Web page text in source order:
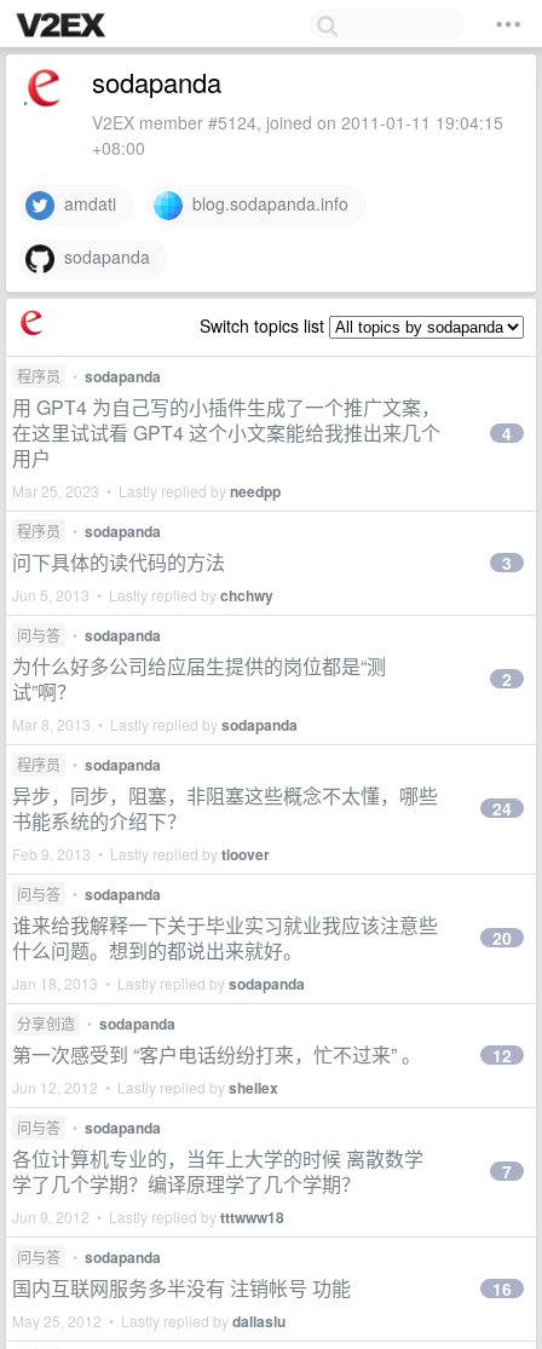
sodapanda
V2EX member #5124, joined on 2011-01-11 19:04:15
+08:00
amdati blog.sodapanda.info
sodapanda
Switch topics list
程序员 • sodapanda
用 GPT4 为自己写的小插件生成了一个推广文案，
在这里试试看 GPT4 这个小文案能给我推出来几个
用户
Mar 25, 2023 • Lastly replied byneedpp
4
程序员 • sodapanda
问下具体的读代码的方法
Jun 5, 2013 • Lastly replied bychchwy
3
问与答 • sodapanda
为什么好多公司给应届生提供的岗位都是“测
试”啊？
Mar 8, 2013 • Lastly replied bysodapanda
2
程序员 • sodapanda
异步，同步，阻塞，非阻塞这些概念不太懂，哪些
书能系统的介绍下？
Feb 9, 2013 • Lastly replied bytioover
24
问与答 • sodapanda
谁来给我解释一下关于毕业实习就业我应该注意些
什么问题。想到的都说出来就好。
Jan 18, 2013 • Lastly replied bysodapanda
20
分享创造 • sodapanda
第一次感受到 “客户电话纷纷打来，忙不过来” 。
Jun 12, 2012 • Lastly replied byshellex
12
问与答 • sodapanda
各位计算机专业的，当年上大学的时候 离散数学
学了几个学期？编译原理学了几个学期？
Jun 9, 2012 • Lastly replied bytttwww18
7
问与答 • sodapanda
国内互联网服务多半没有 注销帐号 功能
May 25, 2012 • Lastly replied bydallaslu
16